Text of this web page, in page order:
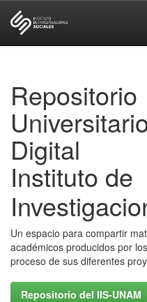
Repositorio
Digital
Instituto de
Un espacio para compartir
académicos producidos por
proceso de sus diferentes
Repositorio del IIS-UNAM